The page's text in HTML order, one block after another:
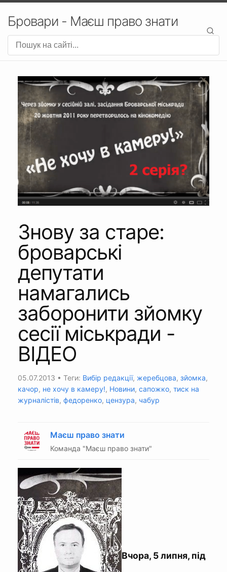
Бровари - Маєш право знати
Знову за старе:
броварські
депутати
намагались
заборонити зйомку
сесії міськради -
ВІДЕО
05.07.2013 • Теги: Вибір редакції, жеребцова, зйомка,
качор, не хочу в камеру!, Новини, сапожко, тиск на
журналістів, федоренко, цензура, чабур
Маєш право знати
Команда "Маєш право знати"
Вчора, 5 липня, під